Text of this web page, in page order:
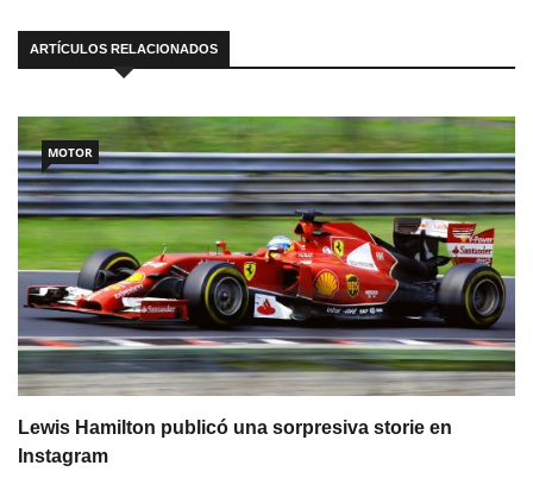
ARTÍCULOS RELACIONADOS
MOTOR
Lewis Hamilton publicó una sorpresiva storie en
Instagram